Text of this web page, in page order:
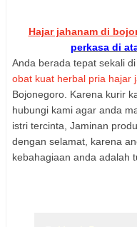
Hajar jahanam di
perkasa di
Anda berada tepat sekali
obat kuat herbal pria hajar
Bojonegoro. Karena kurir
hubungi kami agar anda
istri tercinta, Jaminan
dengan selamat, karena
kebahagiaan anda adalah